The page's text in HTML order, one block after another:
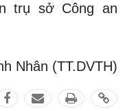
trụ sở Công an
Nhân (TT.DVTH)